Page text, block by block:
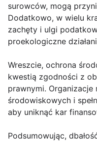
surowców, mogą
Dodatkowo, w wielu
zachęty i ulgi
proekologiczne
Wreszcie, ochrona
kwestią zgodności z
prawnymi.
środowiskowych i
aby uniknąć kar
Podsumowując,